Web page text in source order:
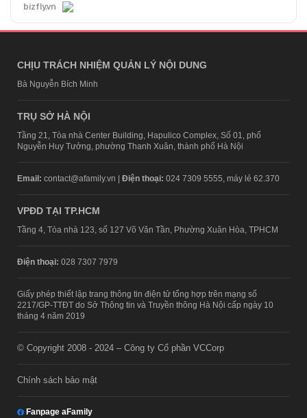
bizfly.vn
CHỊU TRÁCH NHIỆM QUẢN LÝ NỘI DUNG
Bà Nguyễn Bích Minh
TRỤ SỞ HÀ NỘI
Tầng 21, Tòa nhà Center Building, Hapulico Complex, Số 01, phố
Nguyễn Huy Tưởng, phường Thanh Xuân, thành phố Hà Nội
Email: contact@afamily.vn | Điện thoại: 024 7309 5555, máy lẻ 62.370
VPĐD TẠI TP.HCM
Tầng 4, Tòa nhà 123, số 127 Võ Văn Tần, Phường Xuân Hòa, TPHCM
Điện thoại: 028 7307 7979
Giấy phép thiết lập trang thông tin điện tử tổng hợp trên mạng số
2217/GP-TTĐT do Sở Thông tin và Truyền thông Hà Nội cấp ngày 10
tháng 4 năm 2019
© Copyright 2008 - 2024 – Công ty Cổ phần VCCorp
Chính sách bảo mật
Fanpage aFamily